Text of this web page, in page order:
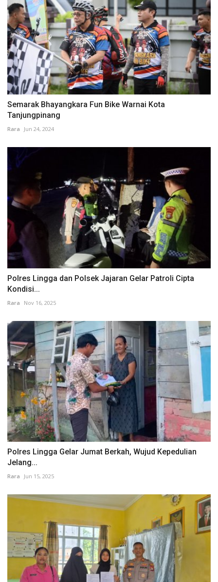
Semarak Bhayangkara Fun Bike Warnai Kota
Tanjungpinang
Rara Jun 24, 2024
Polres Lingga dan Polsek Jajaran Gelar Patroli Cipta
Kondisi...
Rara Nov 16, 2025
Polres Lingga Gelar Jumat Berkah, Wujud Kepedulian
Jelang...
Rara Jun 15, 2025